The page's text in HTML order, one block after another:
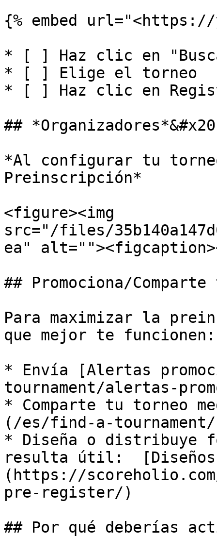
{% embed url="<https://
* [ ] Haz clic en
* [ ] Elige el torneo
* [ ] Haz clic en
##
*Al configurar tu
Preinscripción*
<figure><img
src="/files/
ea"
## Promociona/
Para maximizar la
que mejor te funcionen:
* Envía [Alertas
tournament/alertas-
* Comparte tu torneo
(/es/find-a-tournament/
* Diseña o
resulta útil:
(https://
pre-register/)
## Por qué deberías